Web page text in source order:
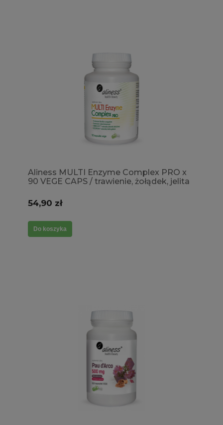
Aliness MULTI Enzyme Complex PRO x
90 VEGE CAPS / trawienie, żołądek, jelita
54,90 zł
Do koszyka